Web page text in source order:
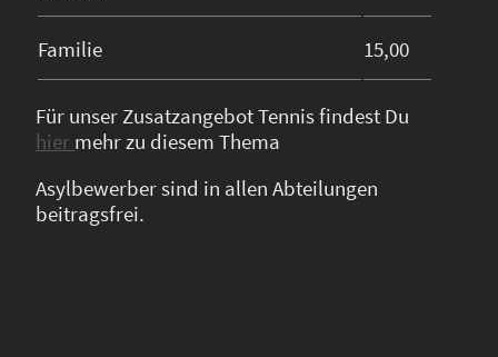
Familie 15,00
Für unser Zusatzangebot Tennis findest Du
hier mehr zu diesem Thema
Asylbewerber sind in allen Abteilungen
beitragsfrei.